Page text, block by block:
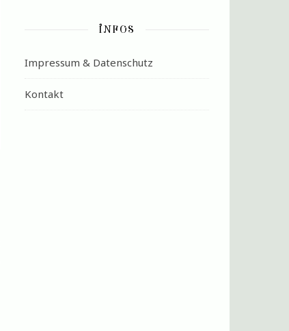
INFOS
Impressum & Datenschutz
Kontakt